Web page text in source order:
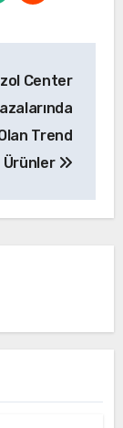
Center
Trend
Ürünler